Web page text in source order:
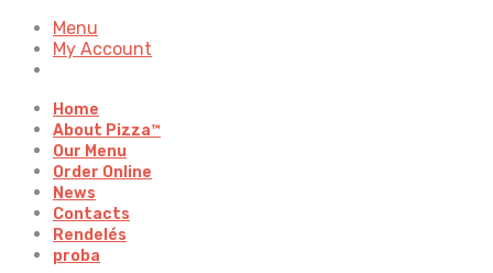
Menu
My Account
Home
About Pizza™
Our Menu
Order Online
News
Contacts
Rendelés
proba